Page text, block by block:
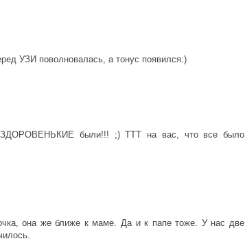
УЗИ поволновалась, а тонус появился:)
ЗДОРОВЕНЬКИЕ были!!! ;) ТТТ на вас, что все было
она же ближе к маме. Да и к папе тоже. У нас две